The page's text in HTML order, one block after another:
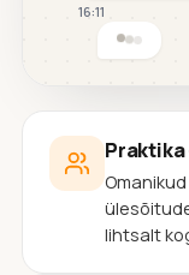
16:11
lihtsalt